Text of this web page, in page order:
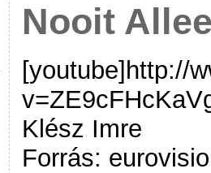
Nooit
[youtube]http://
Klész Imre
Forrás: